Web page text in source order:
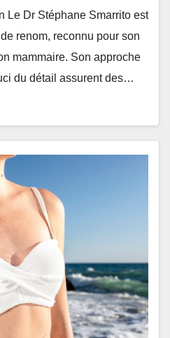
Le Dr Stéphane Smarrito est
renom, reconnu pour son
mammaire. Son approche
du détail assurent des…